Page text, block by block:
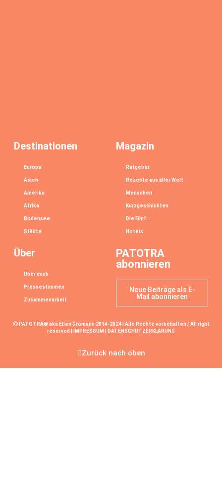
Destinationen
Europa
Asien
Amerika
Afrika
Bodensee
Städte
Magazin
Ratgeber
Rezepte aus aller Welt
Menschen
Kurzgeschichten
Die Fünf …
Hotels
Über
Über mich
Pressestimmen
Zusammenarbeit
PATOTRA
abonnieren
Neue Beiträge als E-
Mail abonnieren
Ⓒ PATOTRA® aka Ellen Gromann 2014-2024 | Alle Rechte vorbehalten / All right
reserved |
IMPRESSUM DATENSCHUTZERKLÄRUNG
Zurück nach oben